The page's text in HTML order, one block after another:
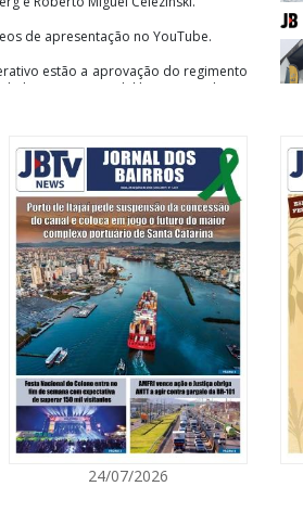
de apresentação no YouTube.
estão a aprovação do regimento
de reuniões, a deliberação sobre a
Instituto, a supervisão da gestão
de contas anual e a aprovação do
venda, permuta ou construção
função acompanhar e fiscalizar a
ao Conselho examinar balanços,
o cumprimento do plano de
à política definida, emitir parecer
eventuais irregularidades,
de participação dos servidores na
do voto, os segurados contribuem
acompanhar, deliberar e fiscalizar
e a transparência do
24/07/2026